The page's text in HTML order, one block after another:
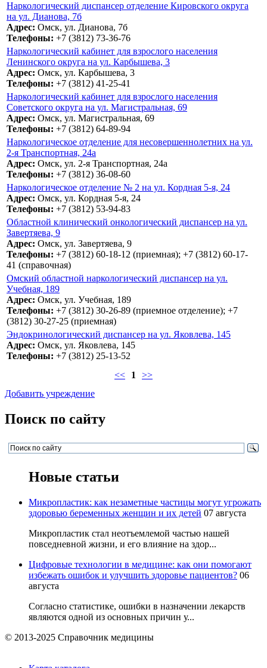
Наркологический диспансер отделение Кировского округа
на ул. Дианова, 7б
Адрес: Омск, ул. Дианова, 7б
Телефоны: +7 (3812) 73-36-76
Наркологический кабинет для взрослого населения
Ленинского округа на ул. Карбышева, 3
Адрес: Омск, ул. Карбышева, 3
Телефоны: +7 (3812) 41-25-41
Наркологический кабинет для взрослого населения
Советского округа на ул. Магистральная, 69
Адрес: Омск, ул. Магистральная, 69
Телефоны: +7 (3812) 64-89-94
Наркологическое отделение для несовершеннолетних на ул.
2-я Транспортная, 24а
Адрес: Омск, ул. 2-я Транспортная, 24а
Телефоны: +7 (3812) 36-08-60
Наркологическое отделение № 2 на ул. Кордная 5-я, 24
Адрес: Омск, ул. Кордная 5-я, 24
Телефоны: +7 (3812) 53-94-83
Областной клинический онкологический диспансер на ул.
Завертяева, 9
Адрес: Омск, ул. Завертяева, 9
Телефоны: +7 (3812) 60-18-12 (приемная); +7 (3812) 60-17-
41 (справочная)
Омский областной наркологический диспансер на ул.
Учебная, 189
Адрес: Омск, ул. Учебная, 189
Телефоны: +7 (3812) 30-26-89 (приемное отделение); +7
(3812) 30-27-25 (приемная)
Эндокринологический диспансер на ул. Яковлева, 145
Адрес: Омск, ул. Яковлева, 145
Телефоны: +7 (3812) 25-13-52
<<
1 >>
Добавить учреждение
Поиск по сайту
Новые статьи
Микропластик: как незаметные частицы могут угрожать
здоровью беременных женщин и их детей 07 августа
Микропластик стал неотъемлемой частью нашей
повседневной жизни, и его влияние на здор...
Цифровые технологии в медицине: как они помогают
избежать ошибок и улучшить здоровье пациентов? 06
августа
Согласно статистике, ошибки в назначении лекарств
являются одной из основных причин у...
© 2013-2025 Справочник медицины